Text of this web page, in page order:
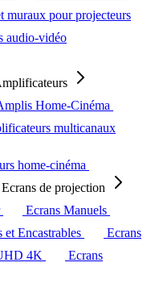
muraux pour projecteurs
audio-vidéo
Home-Cinéma
multicanaux
home-cinéma
Ecrans de projection
Ecrans Manuels
et Encastrables
Ecrans
4K
Ecrans